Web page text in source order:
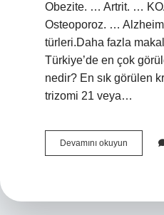
Obezite. … Artrit. …
Osteoporoz. …
türleri.Daha fazla
Türkiye’de en çok
nedir? En sık görülen
trizomi 21 veya…
Devamını okuyun
Ülkemizde